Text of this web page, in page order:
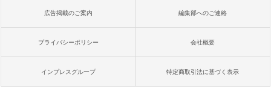
広告掲載のご案内 編集部へのご連絡
プライバシーポリシー 会社概要
インプレスグループ 特定商取引法に基づく表示